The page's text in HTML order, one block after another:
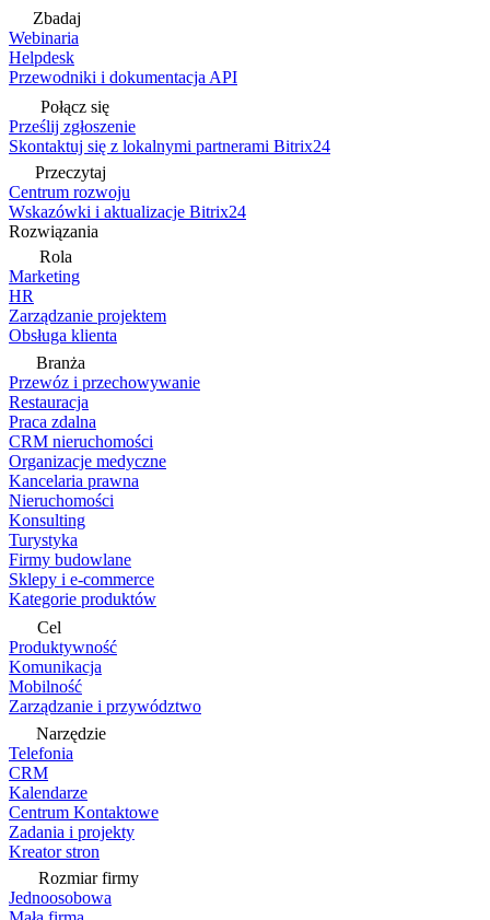
Zbadaj
Webinaria
Helpdesk
Przewodniki i dokumentacja API
Połącz się
Prześlij zgłoszenie
Skontaktuj się z lokalnymi partnerami Bitrix24
Przeczytaj
Centrum rozwoju
Wskazówki i aktualizacje Bitrix24
Rozwiązania
Rola
Marketing
HR
Zarządzanie projektem
Obsługa klienta
Branża
Przewóz i przechowywanie
Restauracja
Praca zdalna
CRM nieruchomości
Organizacje medyczne
Kancelaria prawna
Nieruchomości
Konsulting
Turystyka
Firmy budowlane
Sklepy i e-commerce
Kategorie produktów
Cel
Produktywność
Komunikacja
Mobilność
Zarządzanie i przywództwo
Narzędzie
Telefonia
CRM
Kalendarze
Centrum Kontaktowe
Zadania i projekty
Kreator stron
Rozmiar firmy
Jednoosobowa